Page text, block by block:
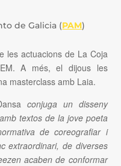
de Galicia (PAM)
les actuacions de La Coja
A més, el dijous les
masterclass amb Laia.
conjuga un disseny
textos de la jove poeta
de coreografiar i
extraordinari, de diverses
acaben de conformar